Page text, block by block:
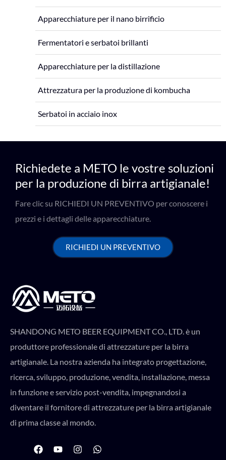
Apparecchiature per il nano birrificio
Fermentatori e serbatoi brillanti
Apparecchiature per la distillazione
Attrezzatura per la produzione di kombucha
Serbatoi in acciaio inox
Richiedete a METO le vostre soluzioni
per la produzione di birra artigianale!
Fare clic su RICHIEDI UN PREVENTIVO per conoscere i
prezzi e i dettagli delle apparecchiature.
RICHIEDI UN PREVENTIVO
SHANDONG METO BEER EQUIPMENT CO., LTD. è un
produttore professionale di attrezzature per la birra
artigianale. La nostra azienda ha integrato progettazione,
ricerca, sviluppo, produzione, vendita, installazione, messa
in funzione e servizio post-vendita, impegnandosi a
diventare il fornitore di attrezzature per la birra artigianale
di prima classe al mondo.
F
a
Y
o
I
n
W
h